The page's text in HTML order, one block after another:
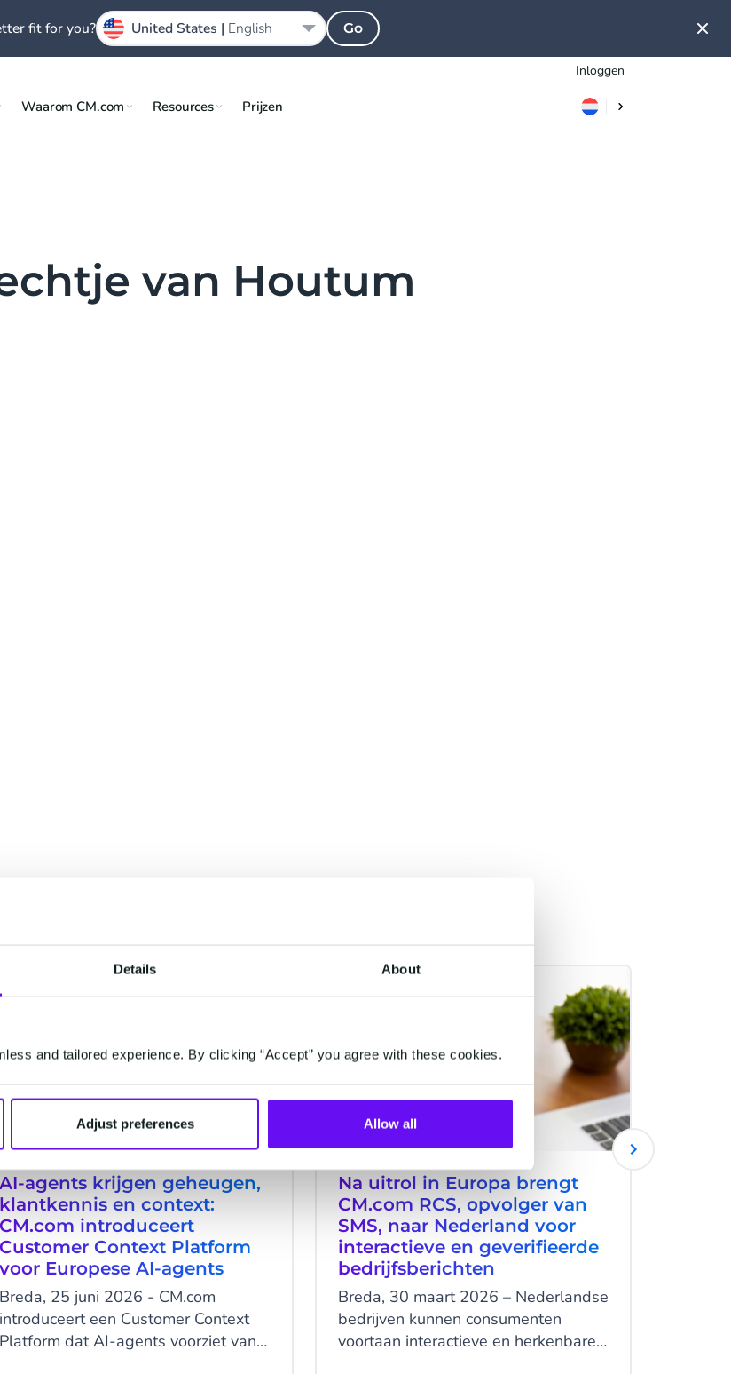
Details About
and tailored experience. By clicking “Accept” you agree with these cookies.
Adjust preferences Allow all
Inloggen
Waarom CM.com Resources Prijzen
van Houtum
AI-agents krijgen geheugen,
klantkennis en context:
CM.com introduceert
Customer Context Platform
voor Europese AI-agents
Breda, 25 juni 2026 - CM.com
introduceert een Customer Context
Platform dat AI-agents voorziet van
Na uitrol in Europa brengt
CM.com RCS, opvolger van
SMS, naar Nederland voor
interactieve en geverifieerde
bedrijfsberichten
Breda, 30 maart 2026 – Nederlandse
bedrijven kunnen consumenten
voortaan interactieve en herkenbare
fit for you? United States | English Go